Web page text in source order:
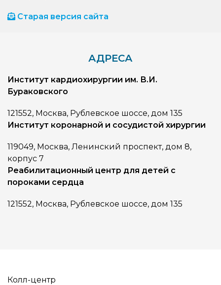
Старая версия сайта
АДРЕСА
Институт кардиохирургии им. В.И.
Бураковского
121552, Москва, Рублевское шоссе, дом 135
Институт коронарной и сосудистой хирургии
119049, Москва, Ленинский проспект, дом 8,
корпус 7
Реабилитационный центр для детей с
пороками сердца
121552, Москва, Рублевское шоссе, дом 135
Колл-центр